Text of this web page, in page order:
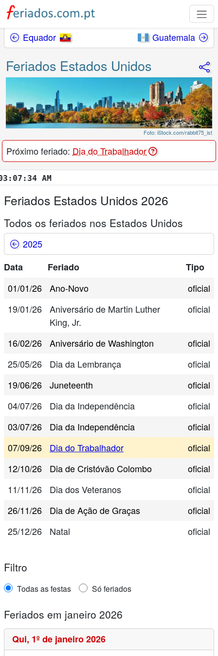
Equador Guatemala
Feriados Estados Unidos
Foto: iStock.com/rabbit75_ist
Próximo feriado: Dia do Trabalhador
AM
Feriados Estados Unidos 2026
Todos os feriados nos Estados Unidos
2025
Data
Feriado
Tipo
01/01/26
Ano-Novo
oficial
19/01/26
Aniversário de Martin Luther
King, Jr.
oficial
16/02/26 Aniversário de Washington
oficial
25/05/26
Dia da Lembrança
oficial
19/06/26
Juneteenth
oficial
04/07/26
Dia da Independência
oficial
03/07/26
Dia da Independência
oficial
07/09/26
Dia do Trabalhador
oficial
12/10/26
Dia de Cristóvão Colombo
oficial
11/11/26
Dia dos Veteranos
oficial
26/11/26
Dia de Ação de Graças
oficial
25/12/26
Natal oficial
Filtro
Todas as festas Só feriados
Feriados em janeiro 2026
Qui, 1º de janeiro 2026